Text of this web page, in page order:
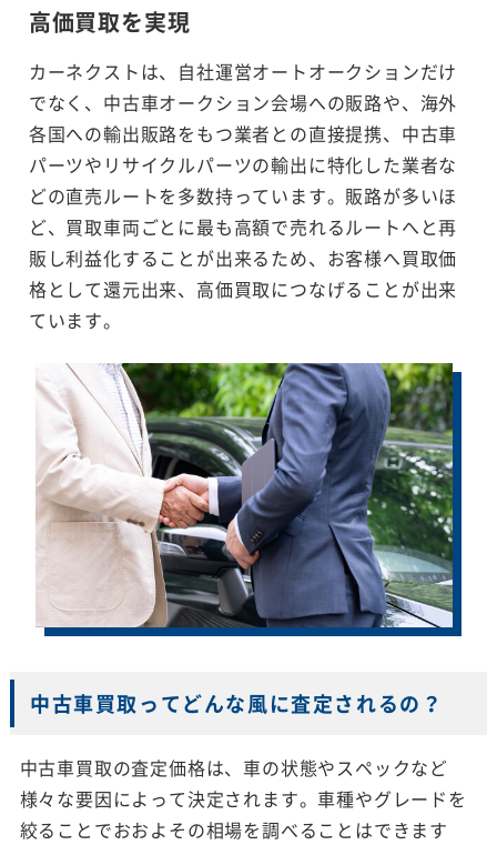
高価買取を実現
カーネクストは、自社運営オートオークションだけ
でなく、中古車オークション会場への販路や、海外
各国への輸出販路をもつ業者との直接提携、中古車
パーツやリサイクルパーツの輸出に特化した業者な
どの直売ルートを多数持っています。販路が多いほ
ど、買取車両ごとに最も高額で売れるルートへと再
販し利益化することが出来るため、お客様へ買取価
格として還元出来、高価買取につなげることが出来
ています。
中古車買取ってどんな風に査定されるの？
中古車買取の査定価格は、車の状態やスペックなど
様々な要因によって決定されます。車種やグレードを
絞ることでおおよその相場を調べることはできます